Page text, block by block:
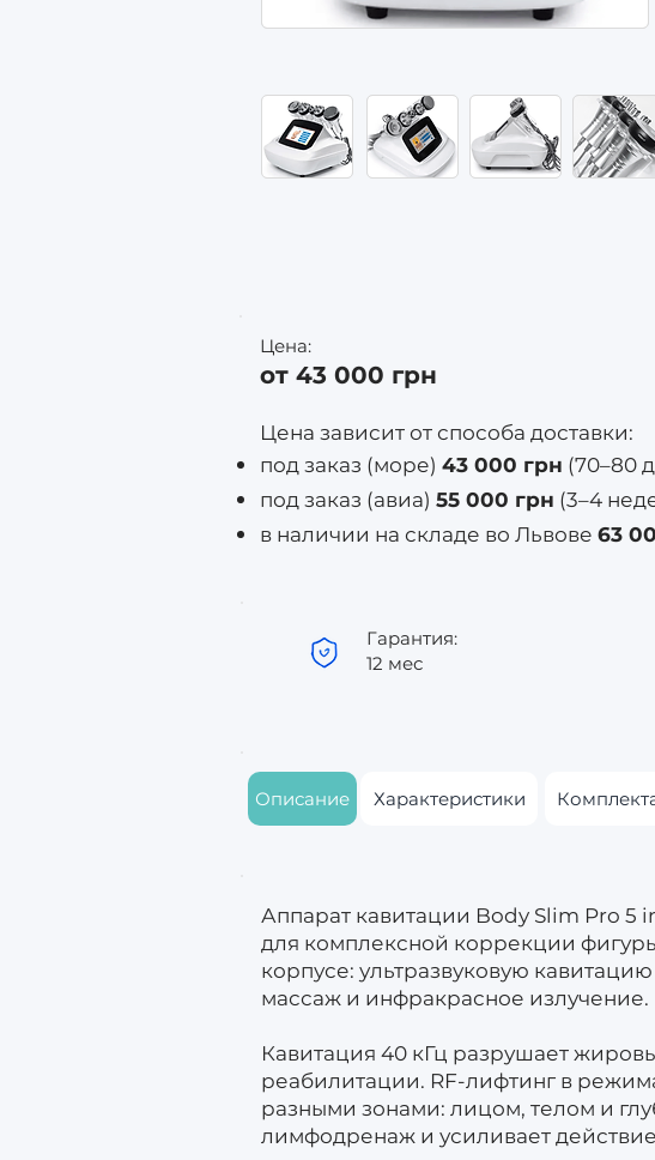
Цена:
от 43 000 грн
Цена зависит от способа доставки:
под заказ (море) 43 000 грн (70–80
под заказ (авиа) 55 000 грн (3–4
в наличии на складе во Львове 63
Гарантия:
12 мес
Описание Характеристики
Аппарат кавитации Body Slim Pro 5
для комплексной коррекции
корпусе: ультразвуковую
массаж и инфракрасное излучение.
Кавитация 40 кГц разрушает
реабилитации. RF-лифтинг в
разными зонами: лицом, телом и
лимфодренаж и усиливает